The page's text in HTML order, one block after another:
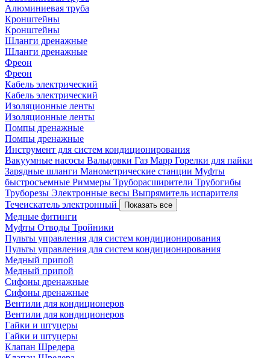
Алюминиевая труба
Кронштейны
Кронштейны
Шланги дренажные
Шланги дренажные
Фреон
Фреон
Кабель электрический
Кабель электрический
Изоляционные ленты
Изоляционные ленты
Помпы дренажные
Помпы дренажные
Инструмент для систем кондиционирования
Вакуумные насосы Вальцовки Газ Mapp Горелки для пайки
Зарядные шланги Манометрические станции Муфты
быстросъемные Риммеры Труборасширители Трубогибы
Труборезы Электронные весы Выпрямитель испарителя
Течеискатель электронный
Показать все
Медные фитинги
Муфты Отводы Тройники
Пульты управления для систем кондиционирования
Пульты управления для систем кондиционирования
Медный припой
Медный припой
Сифоны дренажные
Сифоны дренажные
Вентили для кондиционеров
Вентили для кондиционеров
Гайки и штуцеры
Гайки и штуцеры
Клапан Шредера